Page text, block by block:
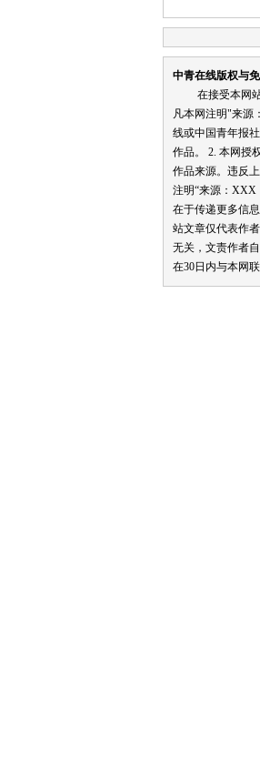
中青在线版权与
在接受本网站
凡本网注明"来源
线或中国青年报
作品。 2. 本网授
作品来源。违反
注明“来源：XXX
在于传递更多信
站文章仅代表作
无关，文责作者
在30日内与本网联